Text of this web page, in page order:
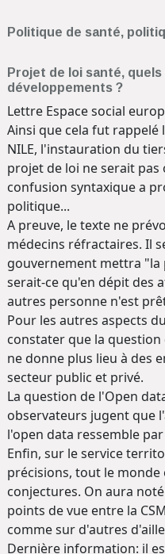
Politique de santé,
Projet de loi santé,
développements ?
Lettre Espace social
Ainsi que cela fut rappelé
NILE, l'instauration du
projet de loi ne serait pas
confusion syntaxique a
politique...
A preuve, le texte ne
médecins réfractaires. Il
gouvernement mettra "la
serait-ce qu'en dépit des
autres personne n'est
Pour les autres aspects
constater que la
ne donne plus lieu à des
secteur public et privé.
La question de l'Open
observateurs jugent que
l'open data ressemble
Enfin, sur le service
précisions, tout le monde
conjectures. On aura
points de vue entre la
comme sur d'autres
Dernière information: il